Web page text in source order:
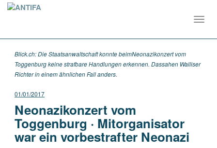
Blick.ch: Die Staatsanwaltschaft konnte beimNeonazikonzert vom
Toggenburg keine strafbare Handlungen erkennen. Dassahen Walliser
Richter in einem ähnlichen Fall anders.
01/01/2017
Neonazikonzert vom
Toggenburg · Mitorganisator
war ein vorbestrafter Neonazi